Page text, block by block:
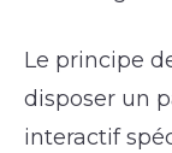
Le principe
disposer un
interactif